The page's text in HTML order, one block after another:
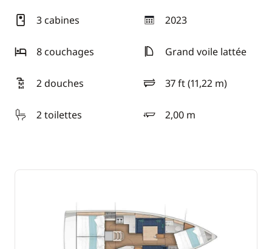
3 cabines 2023
année
8 couchages
Grand voile lattée
2 douches 37 ft (11,22 m)
longueur
2 toilettes
2,00 m
tirant d'eau